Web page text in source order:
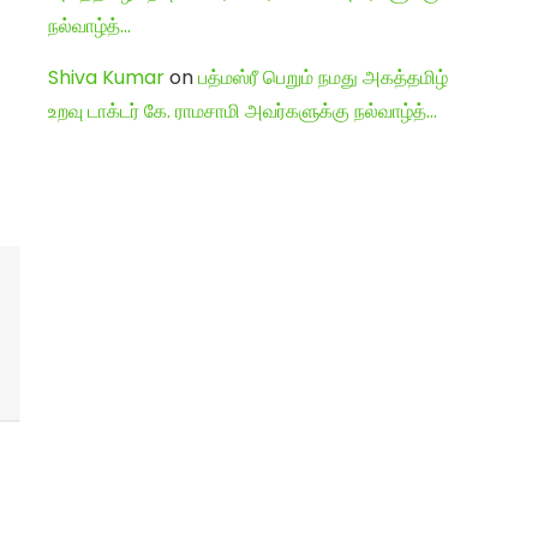
நல்வாழ்த்…
Shiva Kumaronபத்மஸ்ரீ பெறும் நமது அகத்தமிழ்
உறவு டாக்டர் கே. ராமசாமி அவர்களுக்கு நல்வாழ்த்…